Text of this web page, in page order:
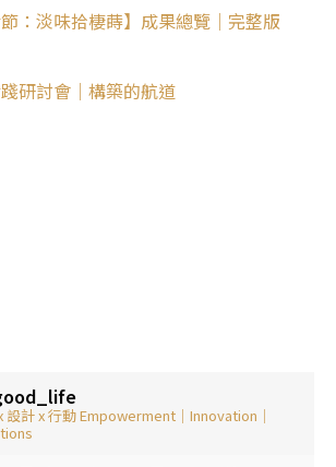
節：淡味拾棲蒔】成果總覽｜完整版
研討會｜構築的航道
設計 x 行動Empowerment｜Innovation｜